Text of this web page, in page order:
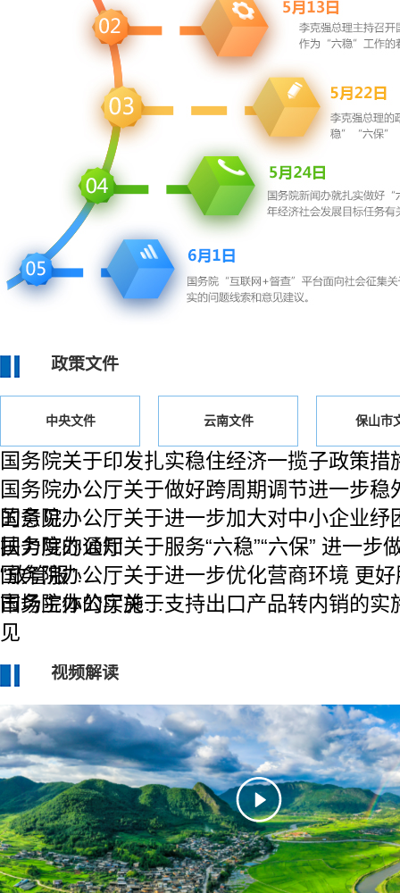
政策文件
中央文件 云南文件 保山市
国务院关于印发扎实稳住经济一揽子政策措
国务院办公厅关于做好跨周期调节进一步稳
的意见
国务院办公厅关于进一步加大对中小企业纾
扶力度的通知
国务院办公厅关于服务“六稳”“六保” 进一步
“放管服”…
国务院办公厅关于进一步优化营商环境 更
市场主体的实施…
国务院办公厅关于支持出口产品转内销的实
见
视频解读